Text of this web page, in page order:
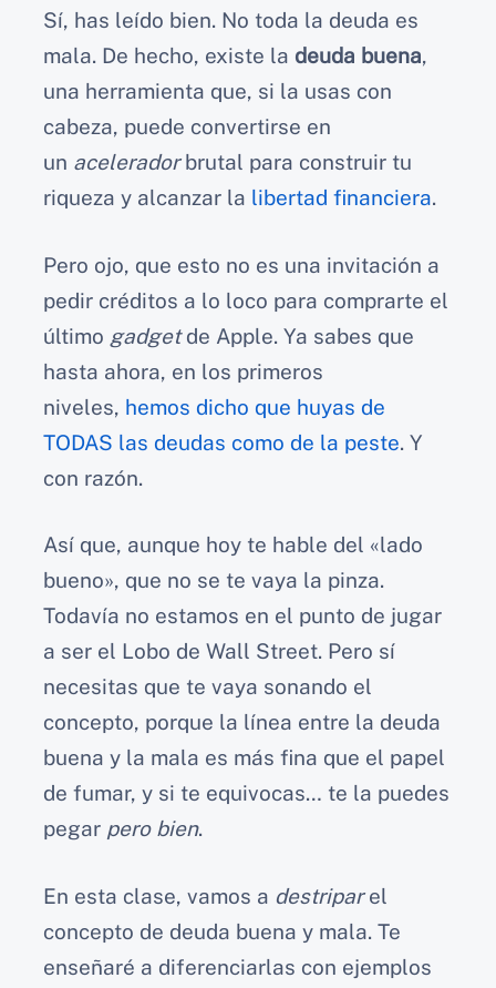
Sí, has leído bien. No toda la deuda es
mala. De hecho, existe la deuda buena,
una herramienta que, si la usas con
cabeza, puede convertirse en
un aceleradorbrutal para construir tu
riqueza y alcanzar la libertad financiera.
Pero ojo, que esto no es una invitación a
pedir créditos a lo loco para comprarte el
último gadgetde Apple. Ya sabes que
hasta ahora, en los primeros
niveles, hemos dicho que huyas de
TODAS las deudas como de la peste. Y
con razón.
Así que, aunque hoy te hable del «lado
bueno», que no se te vaya la pinza.
Todavía no estamos en el punto de jugar
a ser el Lobo de Wall Street. Pero sí
necesitas que te vaya sonando el
concepto, porque la línea entre la deuda
buena y la mala es más fina que el papel
de fumar, y si te equivocas… te la puedes
pegar pero bien.
En esta clase, vamos a destriparel
concepto de deuda buena y mala. Te
enseñaré a diferenciarlas con ejemplos